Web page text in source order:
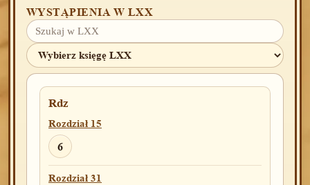
WYSTĄPIENIA W LXX
Rdz
Rozdział 15
6
Rozdział 31